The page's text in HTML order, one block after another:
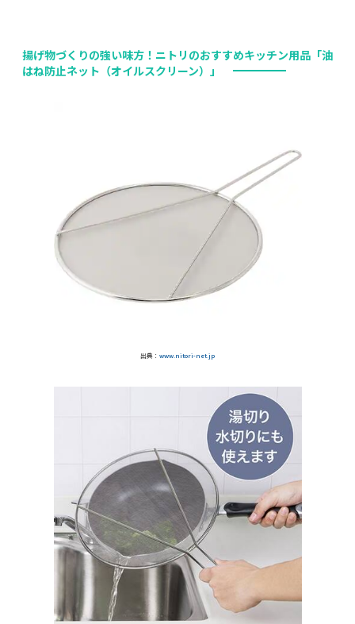
揚げ物づくりの強い味方！ニトリのおすすめキッチン用品「油
はね防止ネット（オイルスクリーン）」
出典： www.nitori-net.jp